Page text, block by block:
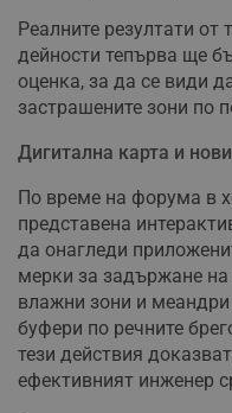
Реалните резултати от
дейности тепърва ще
оценка, за да се види
застрашените зони по
Дигитална карта и
По време на форума в
представена
да онагледи
мерки за задържане
влажни зони и меандри
буфери по речните
тези действия
ефективният инженер